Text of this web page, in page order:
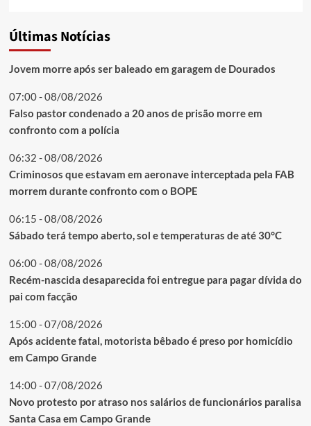
Últimas Notícias
Jovem morre após ser baleado em garagem de Dourados
07:00 - 08/08/2026
Falso pastor condenado a 20 anos de prisão morre em
confronto com a polícia
06:32 - 08/08/2026
Criminosos que estavam em aeronave interceptada pela FAB
morrem durante confronto com o BOPE
06:15 - 08/08/2026
Sábado terá tempo aberto, sol e temperaturas de até 30°C
06:00 - 08/08/2026
Recém-nascida desaparecida foi entregue para pagar dívida do
pai com facção
15:00 - 07/08/2026
Após acidente fatal, motorista bêbado é preso por homicídio
em Campo Grande
14:00 - 07/08/2026
Novo protesto por atraso nos salários de funcionários paralisa
Santa Casa em Campo Grande